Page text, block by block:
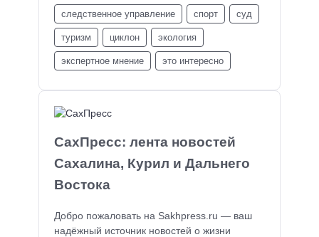
СахПресс: лента новостей
Сахалина, Курил и Дальнего
Востока
Добро пожаловать на Sakhpress.ru — ваш
надёжный источник новостей о жизни
следственное управление спорт суд
туризм циклон экология
экспертное мнение это интересно